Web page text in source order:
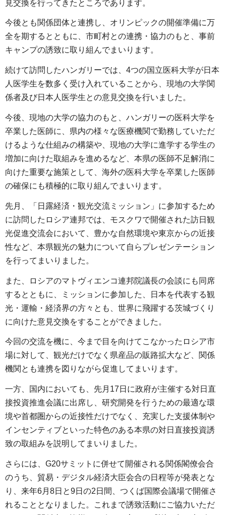
見交換を行ってきたところであります。
今後とも関係団体と連携し、オリンピックの開催準備に万
全を期するとともに、市町村との連携・協力のもと、事前
キャンプの誘致に取り組んでまいります。
続けて訪問したハンガリーでは、4つの国立医科大学が日本
人医学生を数多く受け入れていることから、現地の大学関
係者及び日本人医学生との意見交換を行いました。
今後、現地の大学の協力のもと、ハンガリーの医科大学を
卒業した医師に、県内の様々な医療機関で勤務していただ
けるような仕組みの構築や、現地の大学に進学する学生の
増加に向けた取組みを進めるなど、本県の医師不足解消に
向けた重要な施策として、海外の医科大学を卒業した医師
の確保にも積極的に取り組んでまいります。
先月、「日露経済・観光交流ミッション」に参加するため
に訪問したロシア連邦では、モスクワで開催された訪日観
光促進交流会において、豊かな自然環境や東京からの近接
性など、本県観光の魅力について自らプレゼンテーション
を行ってまいりました。
また、ロシアのマトヴィエンコ連邦院議長の会談にも同席
するとともに、ミッションに参加した、日本を代表する観
光・運輸・経済界の方々とも、世界に飛躍する茨城づくり
に向けた意見交換をすることができました。
今回の交流を機に、今まで目を向けてこなかったロシア市
場に対して、観光だけでなく県産品の販路拡大など、関係
機関とも連携を図りながら促進してまいります。
一方、国内においても、先月17日に政府が主催する対日直
接投資推進会議に出席し、研究開発を行うための最適な環
境や首都圏からの近接性だけでなく、充実した支援体制や
インセンティブといった特色のある本県の対日直接投資誘
致の取組みを説明してまいりました。
さらには、G20サミットに併せて開催される関係閣僚会合
のうち、貿易・デジタル経済大臣会合の日程等が発表とな
り、来年6月8日と9日の2日間、つくば国際会議場で開催さ
れることとなりました。これまで誘致活動にご協力いただ